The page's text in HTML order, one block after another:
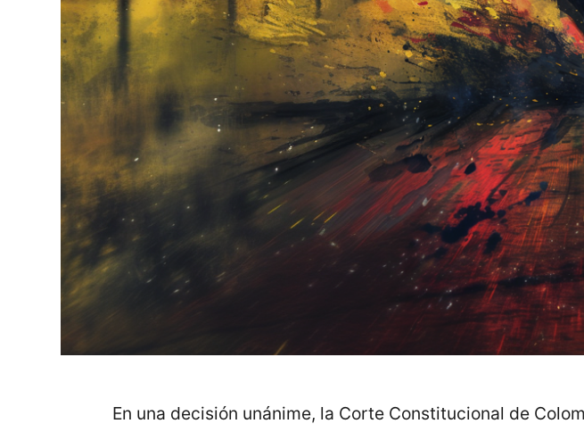
En una decisión unánime, la Corte Constitucional de